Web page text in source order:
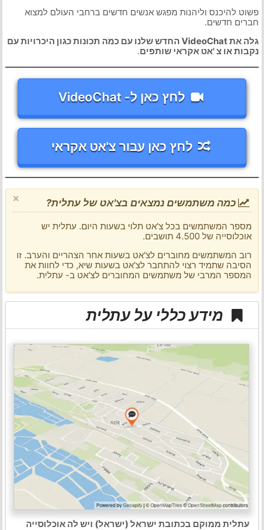
פשוט להיכנס וליהנות מפגש אנשים חדשים ברחבי העולם למצוא
חברים חדשים.
גלה את VideoChat החדש שלנו עם כמה תכונות כגון היכרויות עם
נקבות או צ 'אט אקראי שותפים.
לחץ כאן ל- VideoChat
לחץ כאן עבור צ'אט אקראי
× כמה משתמשים נמצאים בצ'אט של עתלית?
מספר המשתמשים בכל צ'אט תלוי בשעות היום. עתלית יש
אוכלוסייה של 4.500 תושבים.
רוב המשתמשים מחוברים לצ'אט בשעות אחר הצהריים והערב. זו
הסיבה שתמיד רצוי להתחבר לצ'אט בשעות שיא, כדי לחוות את
המספר המרבי של משתמשים המחוברים לצ'אט ב- עתלית.
מידע כללי על עתלית
עתלית ממוקם בכתובת ישראל (ישראל) ויש לה אוכלוסייה